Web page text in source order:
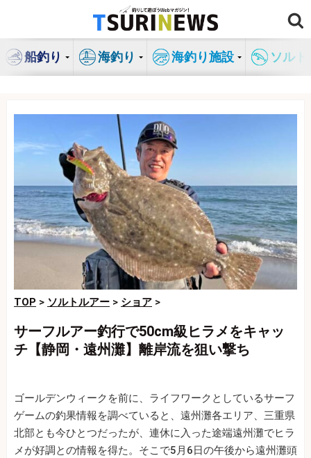
ン
船釣り 海釣り 海釣り施設 ソル
TOP > ソルトルアー > ショア >
サーフルアー釣行で50cm級ヒラメをキャッ
チ【静岡・遠州灘】離岸流を狙い撃ち
ゴールデンウィークを前に、ライフワークとしているサーフ
ゲームの釣果情報を調べていると、遠州灘各エリア、三重県
北部とも今ひとつだったが、連休に入った途端遠州灘でヒラ
メが好調との情報を得た。そこで5月6日の午後から遠州灘頭